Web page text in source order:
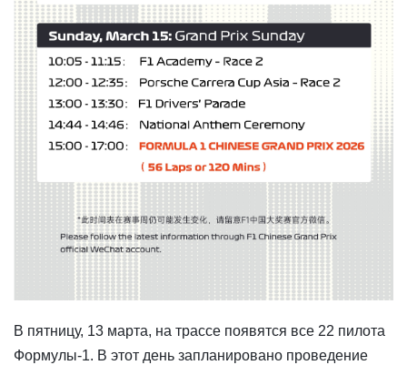
В пятницу, 13 марта, на трассе появятся все 22 пилота
Формулы-1. В этот день запланировано проведение